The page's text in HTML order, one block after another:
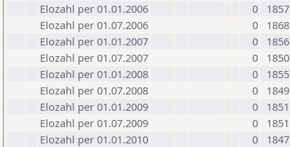
Elozahl per 01.01.2006
0
1857
Elozahl per 01.07.2006
0
1868
Elozahl per 01.01.2007
0
1856
Elozahl per 01.07.2007
0
1850
Elozahl per 01.01.2008
0
1855
Elozahl per 01.07.2008
0
1849
Elozahl per 01.01.2009
0
1851
Elozahl per 01.07.2009
0
1851
Elozahl per 01.01.2010
0
1847